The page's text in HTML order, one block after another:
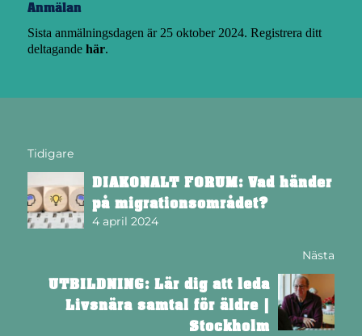
Anmälan
Sista anmälningsdagen är 25 oktober 2024. Registrera ditt
deltagande här.
Tidigare
DIAKONALT FORUM: Vad händer
på migrationsområdet?
4 april 2024
Nästa
UTBILDNING: Lär dig att leda
Livsnära samtal för äldre |
Stockholm